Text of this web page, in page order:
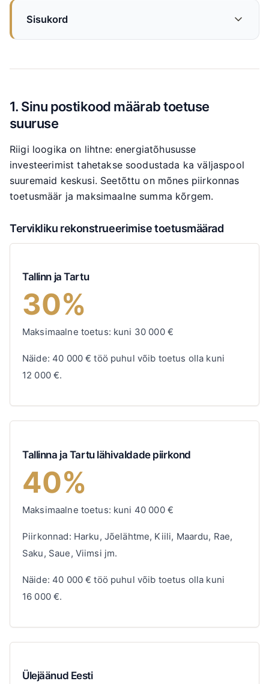
Sisukord
1. Sinu postikood määrab toetuse
suuruse
Riigi loogika on lihtne: energiatõhususse
investeerimist tahetakse soodustada ka väljaspool
suuremaid keskusi. Seetõttu on mõnes piirkonnas
toetusmäär ja maksimaalne summa kõrgem.
Tervikliku rekonstrueerimise toetusmäärad
Tallinn ja Tartu
30%
Maksimaalne toetus: kuni 30 000 €
Näide: 40 000 € töö puhul võib toetus olla kuni
12 000 €.
Tallinna ja Tartu lähivaldade piirkond
40%
Maksimaalne toetus: kuni 40 000 €
Piirkonnad: Harku, Jõelähtme, Kiili, Maardu, Rae,
Saku, Saue, Viimsi jm.
Näide: 40 000 € töö puhul võib toetus olla kuni
16 000 €.
Ülejäänud Eesti